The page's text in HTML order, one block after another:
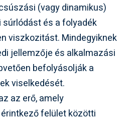
(vagy dinamikus)
és a folyadék
viszkozitást. Mindegyiknek
jellemzője és alkalmazási
befolyásolják a
viselkedését.
az erő, amely
felület közötti